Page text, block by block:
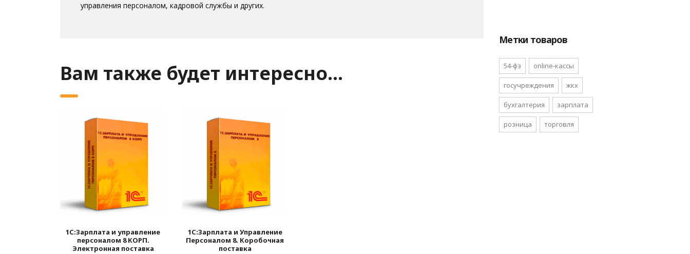
управления персоналом, кадровой службы и других.
Вам также будет интересно…
1С:Зарплата и управление
персоналом 8 КОРП.
Электронная поставка
1С:Зарплата и Управление
Персоналом 8. Коробочная
поставка
Метки товаров
54-фз online-кассы
госучреждения жкх
бухгалтерия зарплата
розница торговля